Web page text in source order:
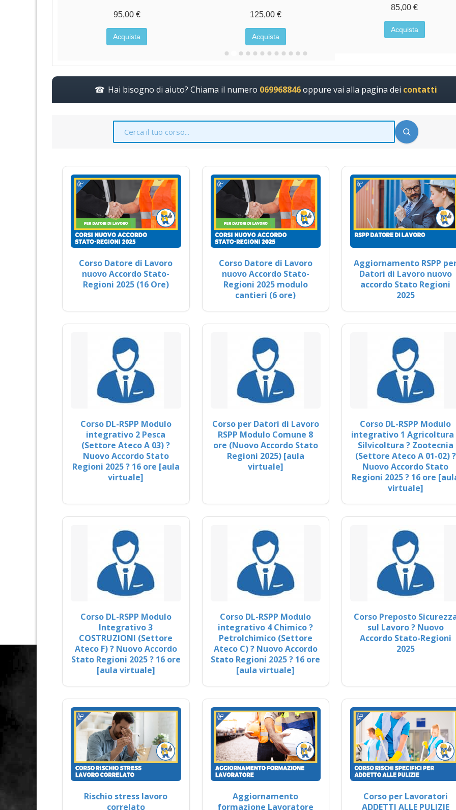
95,00 €
Acquista
125,00 €
Acquista
85,00 €
Acquista
Hai bisogno di aiuto? Chiama il numero 069968846oppure vai alla pagina dei contatti
Corso Datore di Lavoro
nuovo Accordo Stato-
Regioni 2025 (16 Ore)
Corso Datore di Lavoro
nuovo Accordo Stato-
Regioni 2025 modulo
cantieri (6 ore)
Aggiornamento RSPP
Datori di Lavoro nuovo
accordo Stato Regioni
2025
Corso DL-RSPP Modulo
integrativo 2 Pesca
(Settore Ateco A 03) ?
Nuovo Accordo Stato
Regioni 2025 ? 16 ore [aula
virtuale]
Corso per Datori di Lavoro
RSPP Modulo Comune 8
ore (Nuovo Accordo Stato
Regioni 2025) [aula
virtuale]
Corso DL-RSPP Modulo
integrativo 1 Agricoltura
Silvicoltura ? Zootecnia
(Settore Ateco A 01-02) ?
Nuovo Accordo Stato
Regioni 2025 ? 16 ore
virtuale]
Corso DL-RSPP Modulo
Integrativo 3
COSTRUZIONI (Settore
Ateco F) ? Nuovo Accordo
Stato Regioni 2025 ? 16 ore
[aula virtuale]
Corso DL-RSPP Modulo
integrativo 4 Chimico ?
Petrolchimico (Settore
Ateco C) ? Nuovo Accordo
Stato Regioni 2025 ? 16 ore
[aula virtuale]
Corso Preposto
sul Lavoro ? Nuovo
Accordo Stato-Regioni
2025
Rischio stress lavoro
correlato
Aggiornamento
formazione Lavoratore
Corso per Lavoratori
ADDETTI ALLE PULIZIE